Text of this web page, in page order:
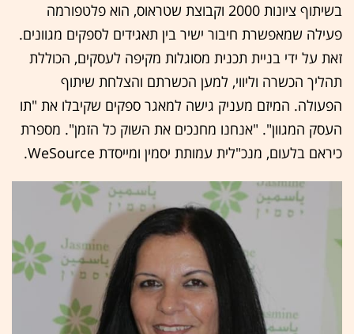
בשיתוף ציונות 2000 וקבוצת שטראוס, הוא פלטפורמה
פעילה שמאפשרת חיבור ישיר בין תאגידים לספקים מגוונים.
זאת על ידי בניית תכנית מסוגלות מקיפה לעסקים, הכוללת
תהליך הכשרה וליווי, למען הכשרתם והצלחת שיתוף
הפעולה. המיזם מעניק גישה למאגר ספקים שקיבלו את "תו
העסק המגוון". "אנחנו מחנכים את השוק כל הזמן". מספרת
כיראם בלעום, מנכ"לית עמותת יסמין ומייסדת WeSource.